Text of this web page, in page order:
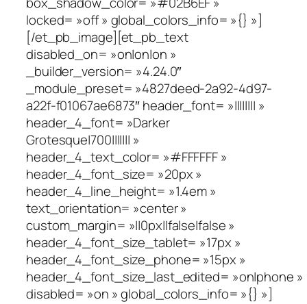
locked= »off » global_colors_info= »{} »]
[/et_pb_image][et_pb_text
disabled_on= »on|on|on »
_builder_version= »4.24.0″
_module_preset= »4827deed-2a92-4d97-
a22f-f01067ae6873″ header_font= »|||||||| »
header_4_font= »Darker
Grotesque|700||||||| »
header_4_text_color= »#FFFFFF »
header_4_font_size= »20px »
header_4_line_height= »1.4em »
text_orientation= »center »
custom_margin= »||0px||false|false »
header_4_font_size_tablet= »17px »
header_4_font_size_phone= »15px »
header_4_font_size_last_edited= »on|phone »
disabled= »on » global_colors_info= »{} »]